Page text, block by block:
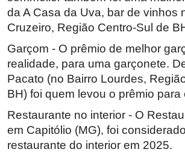
da A Casa da Uva, bar de vinhos
Cruzeiro, Região Centro-Sul de
Garçom - O prêmio de melhor
realidade, para uma garçonete.
Pacato (no Bairro Lourdes,
BH) foi quem levou o prêmio para
Restaurante no interior - O
em Capitólio (MG), foi
restaurante do interior em 2025.